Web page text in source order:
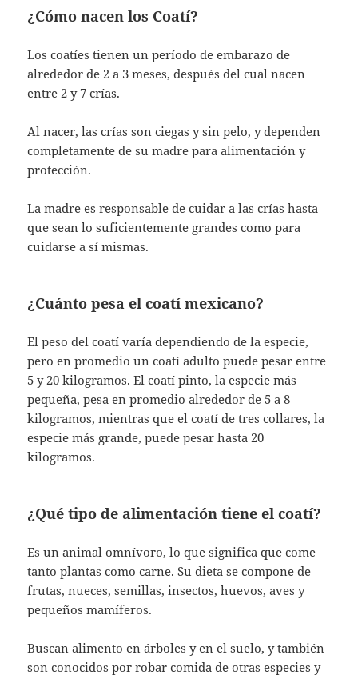
¿Cómo nacen los Coatí?
Los coatíes tienen un período de embarazo de
alrededor de 2 a 3 meses, después del cual nacen
entre 2 y 7 crías.
Al nacer, las crías son ciegas y sin pelo, y dependen
completamente de su madre para alimentación y
protección.
La madre es responsable de cuidar a las crías hasta
que sean lo suficientemente grandes como para
cuidarse a sí mismas.
¿Cuánto pesa el coatí mexicano?
El peso del coatí varía dependiendo de la especie,
pero en promedio un coatí adulto puede pesar entre
5 y 20 kilogramos. El coatí pinto, la especie más
pequeña, pesa en promedio alrededor de 5 a 8
kilogramos, mientras que el coatí de tres collares, la
especie más grande, puede pesar hasta 20
kilogramos.
¿Qué tipo de alimentación tiene el coatí?
Es un animal omnívoro, lo que significa que come
tanto plantas como carne. Su dieta se compone de
frutas, nueces, semillas, insectos, huevos, aves y
pequeños mamíferos.
Buscan alimento en árboles y en el suelo, y también
son conocidos por robar comida de otras especies y